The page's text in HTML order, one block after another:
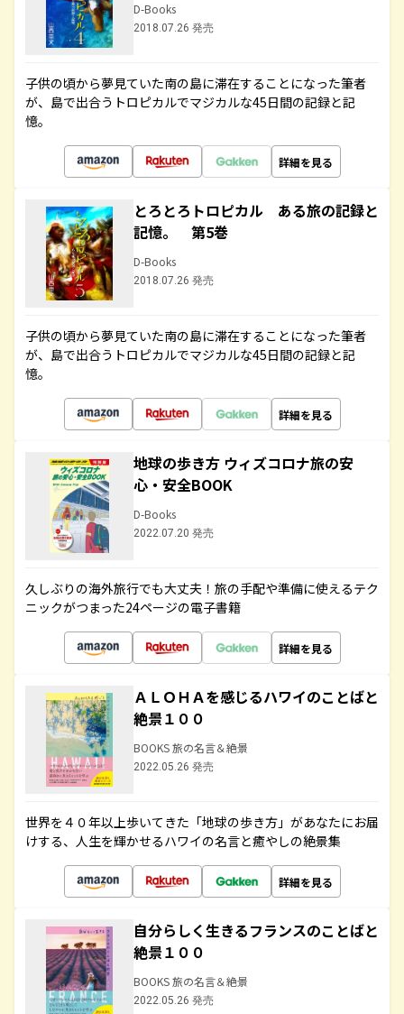
D-Books
2018.07.26 発売
子供の頃から夢見ていた南の島に滞在することになった筆者
が、島で出合うトロピカルでマジカルな45日間の記録と記
憶。
詳細を見る
とろとろトロピカル ある旅の記録と
記憶。 第5巻
D-Books
2018.07.26 発売
子供の頃から夢見ていた南の島に滞在することになった筆者
が、島で出合うトロピカルでマジカルな45日間の記録と記
憶。
詳細を見る
地球の歩き方 ウィズコロナ旅の安
心・安全BOOK
D-Books
2022.07.20 発売
久しぶりの海外旅行でも大丈夫！旅の手配や準備に使えるテク
ニックがつまった24ページの電子書籍
詳細を見る
ＡＬＯＨＡを感じるハワイのことばと
絶景１００
BOOKS 旅の名言＆絶景
2022.05.26 発売
世界を４０年以上歩いてきた「地球の歩き方」があなたにお届
けする、人生を輝かせるハワイの名言と癒やしの絶景集
詳細を見る
自分らしく生きるフランスのことばと
絶景１００
BOOKS 旅の名言＆絶景
2022.05.26 発売